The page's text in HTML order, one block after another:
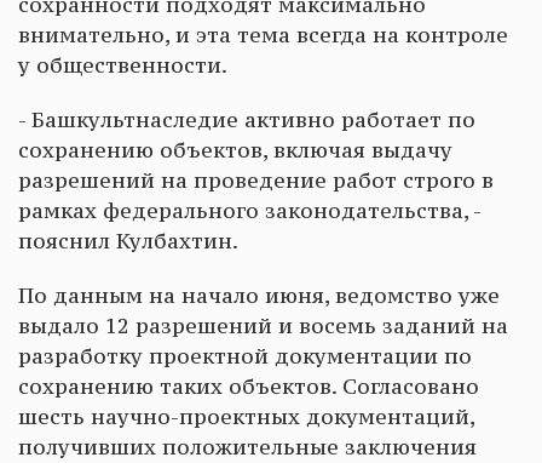
внимательно, и эта тема всегда на контроле
у общественности.
- Башкультнаследие активно работает по
сохранению объектов, включая выдачу
разрешений на проведение работ строго в
рамках федерального законодательства, -
пояснил Кулбахтин.
По данным на начало июня, ведомство уже
выдало 12 разрешений и восемь заданий на
разработку проектной документации по
сохранению таких объектов. Согласовано
шесть научно-проектных документаций,
получивших положительные заключения